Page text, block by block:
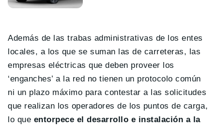
Además de las trabas administrativas de los entes
locales, a los que se suman las de carreteras, las
empresas eléctricas que deben proveer los
‘enganches’ a la red no tienen un protocolo común
ni un plazo máximo para contestar a las solicitudes
que realizan los operadores de los puntos de carga,
lo que entorpece el desarrollo e instalación a la